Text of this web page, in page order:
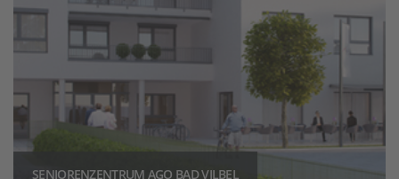
SENIORENZENTRUM AGO BAD VILBEL